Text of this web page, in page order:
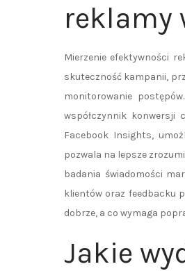
reklamy
Mierzenie efektywności
skuteczność kampanii,
monitorowanie
współczynnik konwersji
Facebook Insights,
pozwala na lepsze
badania świadomości
klientów oraz feedbacku
dobrze, a co wymaga
Jakie